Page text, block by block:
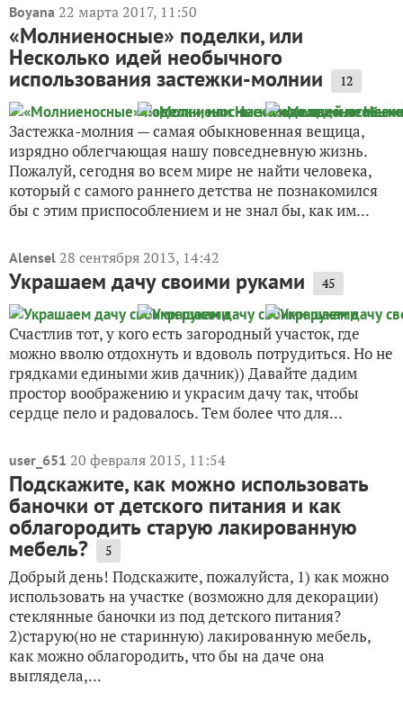
Boyana 22 марта 2017, 11:50
«Молниеносные» поделки, или
Несколько идей необычного
использования застежки-молнии 12
Застежка-молния — самая обыкновенная вещица,
изрядно облегчающая нашу повседневную жизнь.
Пожалуй, сегодня во всем мире не найти человека,
который с самого раннего детства не познакомился
бы с этим приспособлением и не знал бы, как им...
Alensel 28 сентября 2013, 14:42
Украшаем дачу своими руками 45
Счастлив тот, у кого есть загородный участок, где
можно вволю отдохнуть и вдоволь потрудиться. Но не
грядками едиными жив дачник)) Давайте дадим
простор воображению и украсим дачу так, чтобы
сердце пело и радовалось. Тем более что для...
user_651 20 февраля 2015, 11:54
Подскажите, как можно использовать
баночки от детского питания и как
облагородить старую лакированную
мебель? 5
Добрый день! Подскажите, пожалуйста, 1) как можно
использовать на участке (возможно для декорации)
стеклянные баночки из под детского питания?
2)старую(но не старинную) лакированную мебель,
как можно облагородить, что бы на даче она
выглядела,...